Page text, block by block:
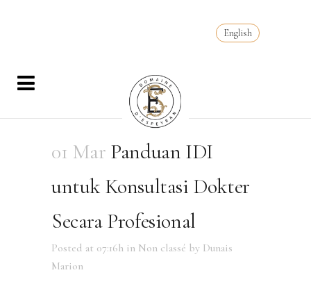
English
01 Mar Panduan IDI
untuk Konsultasi Dokter
Secara Profesional
Posted at 07:16h in Non classé by Dunais
Marion